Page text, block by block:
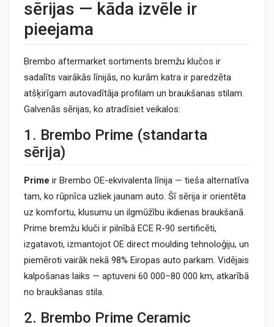
sērijas — kāda izvēle ir
pieejama
Brembo aftermarket sortiments bremžu klučos ir
sadalīts vairākās līnijās, no kurām katra ir paredzēta
atšķirīgam autovadītāja profilam un braukšanas stilam.
Galvenās sērijas, ko atradīsiet veikalos:
1. Brembo Prime (standarta
sērija)
Prime ir Brembo OE-ekvivalenta līnija — tieša alternatīva
tam, ko rūpnīca uzliek jaunam auto. Šī sērija ir orientēta
uz komfortu, klusumu un ilgmūžību ikdienas braukšanā.
Prime bremžu kluči ir pilnībā ECE R-90 sertificēti,
izgatavoti, izmantojot OE direct moulding tehnoloģiju, un
piemēroti vairāk nekā 98% Eiropas auto parkam. Vidējais
kalpošanas laiks — aptuveni 60 000–80 000 km, atkarībā
no braukšanas stila.
2. Brembo Prime Ceramic